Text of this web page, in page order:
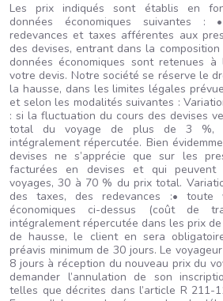
Les prix indiqués sont établis en
données économiques suivantes
redevances et taxes afférentes aux
des devises, entrant dans la
données économiques sont retenues
votre devis. Notre société se réserve le
la hausse, dans les limites légales
et selon les modalités suivantes :
: si la fluctuation du cours des devises
total du voyage de plus de 3 %,
intégralement répercutée. Bien
devises ne s’apprécie que sur les
facturées en devises et qui peuvent
voyages, 30 à 70 % du prix total.
des taxes, des redevances :• toute
économiques ci-dessus (coût de
intégralement répercutée dans les prix
de hausse, le client en sera
préavis minimum de 30 jours. Le
8 jours à réception du nouveau prix du
demander l’annulation de son
telles que décrites dans l’article R 211-